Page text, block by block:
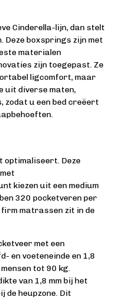
Cinderella-lijn, dan stelt
Deze boxsprings zijn met
materialen
zijn toegepast. Ze
ligcomfort, maar
uit diverse maten,
zodat u een bed creëert
optimaliseert. Deze
kiezen uit een medium
320 pocketveren per
firm matrassen zit in de
met een
en voeteneinde en 1,8
tot 90 kg.
van 1,8 mm bij het
de heupzone. Dit